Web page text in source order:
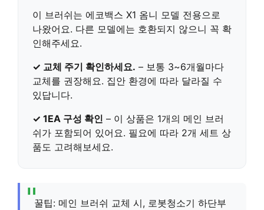
이 브러쉬는 에코백스 X1 옴니 모델 전용으로
나왔어요. 다른 모델에는 호환되지 않으니 꼭 확
인해주세요.
✓ 교체 주기 확인하세요. – 보통 3~6개월마다
교체를 권장해요. 집안 환경에 따라 달라질 수
있답니다.
✓ 1EA 구성 확인 – 이 상품은 1개의 메인 브러
쉬가 포함되어 있어요. 필요에 따라 2개 세트 상
품도 고려해보세요.
꿀팁: 메인 브러쉬 교체 시, 로봇청소기 하단부